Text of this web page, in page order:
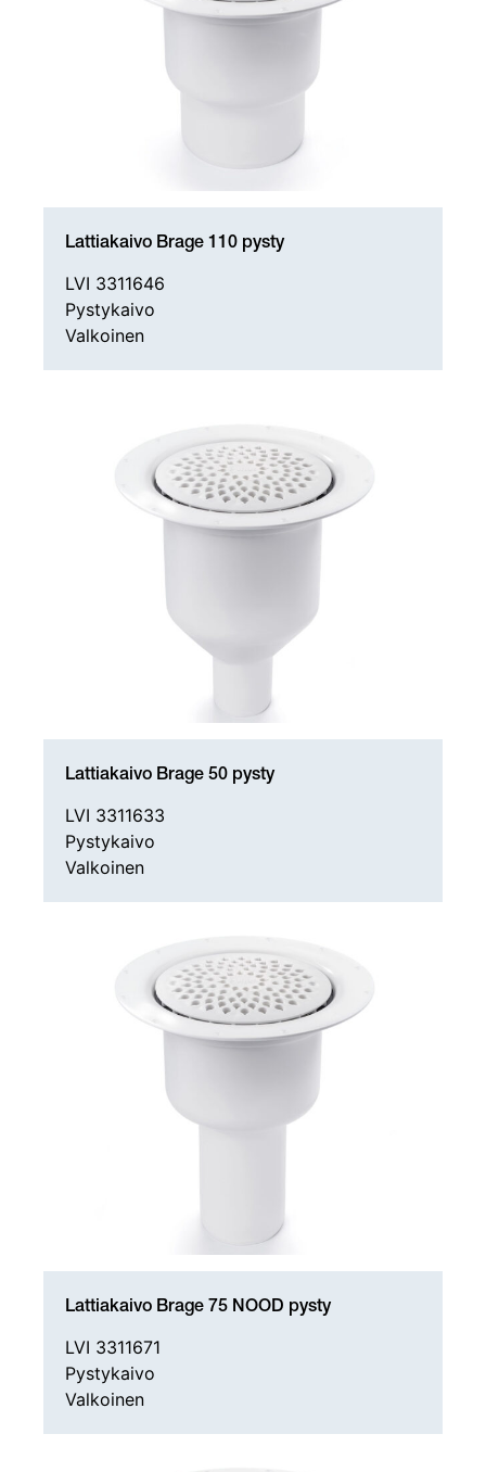
Lattiakaivo Brage 110 pysty
LVI 3311646
Pystykaivo
Valkoinen
Lattiakaivo Brage 50 pysty
LVI 3311633
Pystykaivo
Valkoinen
Lattiakaivo Brage 75 NOOD pysty
LVI 3311671
Pystykaivo
Valkoinen